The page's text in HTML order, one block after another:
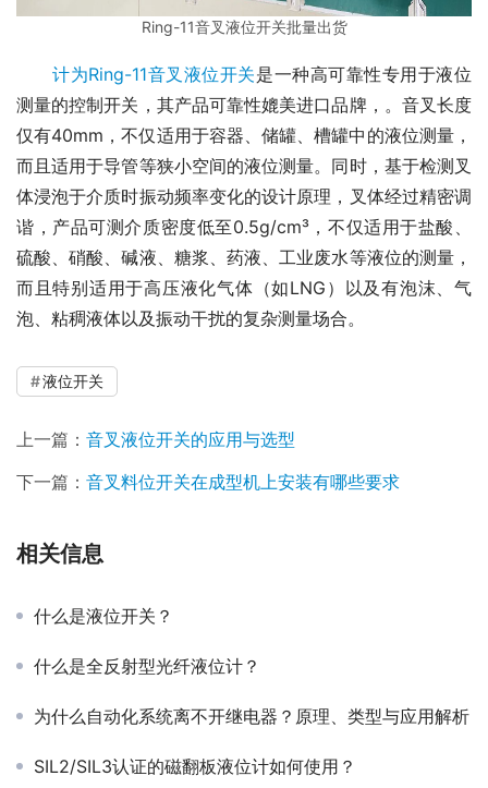
Ring-11音叉液位开关批量出货
计为Ring-11音叉液位开关是一种高可靠性专用于液位
测量的控制开关，其产品可靠性媲美进口品牌，。音叉长度
仅有40mm，不仅适用于容器、储罐、槽罐中的液位测量，
而且适用于导管等狭小空间的液位测量。同时，基于检测叉
体浸泡于介质时振动频率变化的设计原理，叉体经过精密调
谐，产品可测介质密度低至0.5g/cm³，不仅适用于盐酸、
硫酸、硝酸、碱液、糖浆、药液、工业废水等液位的测量，
而且特别适用于高压液化气体（如LNG）以及有泡沫、气
泡、粘稠液体以及振动干扰的复杂测量场合。
液位开关
上一篇： 音叉液位开关的应用与选型
下一篇： 音叉料位开关在成型机上安装有哪些要求
相关信息
什么是液位开关？
什么是全反射型光纤液位计？
为什么自动化系统离不开继电器？原理、类型与应用解析
SIL2/SIL3认证的磁翻板液位计如何使用？